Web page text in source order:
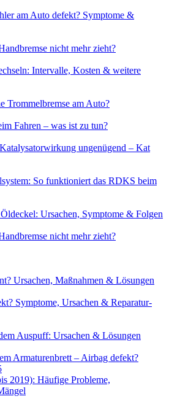
am Auto defekt? Symptome &
nicht mehr zieht?
Intervalle, Kosten & weitere
Trommelbremse am Auto?
Fahren – was ist zu tun?
ungenügend – Kat
So funktioniert das RDKS beim
Ursachen, Symptome & Folgen
nicht mehr zieht?
Ursachen, Maßnahmen & Lösungen
Symptome, Ursachen & Reparatur-
Auspuff: Ursachen & Lösungen
Armaturenbrett – Airbag defekt?
2019): Häufige Probleme,